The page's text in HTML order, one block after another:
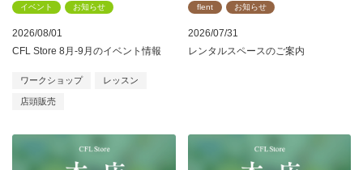
2026/08/01
イベント お知らせ
CFL Store 8月-9月のイベント情報
ワークショップ レッスン
店頭販売
2026/07/31
flent お知らせ
レンタルスペースのご案内